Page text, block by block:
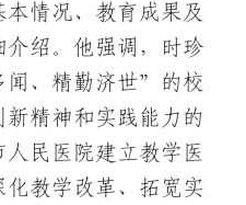
情况、教育成果及
绍。他强调，时珍
、精勤济世”的校
精神和实践能力的
民医院建立教学医
教学改革、拓宽实